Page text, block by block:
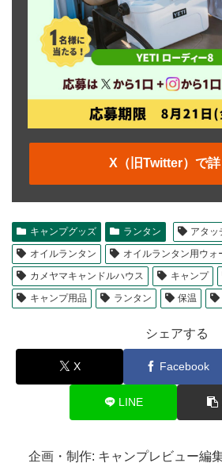
X（旧Twitter）で詳
キャンプグッズ ランタン アタッ
オイルランタン
オイルランタン用ウォ
カメヤマキャンドルハウス
キャンプ
キャンプ用品
ランタン 保温
シェアする
X Facebook
LINE
企画・制作: キャンプレビュー編